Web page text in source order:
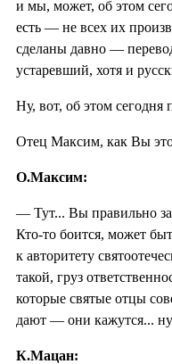
и мы, может, об этом
есть — не всех их
сделаны давно —
устаревший, хотя и
Ну, вот, об этом сегодня
Отец Максим, как Вы
О.Максим:
— Тут... Вы правильно
Кто-то боится, может
к авторитету
такой, груз
которые святые отцы
дают — они кажутся...
К.Мацан: